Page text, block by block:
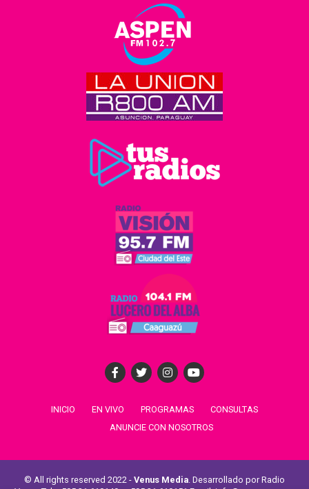
INICIO EN VIVO PROGRAMAS
CONSULTAS
ANUNCIE CON NOSOTROS
© All rights reserved 2022 - Venus Media. Desarrollado por Radio